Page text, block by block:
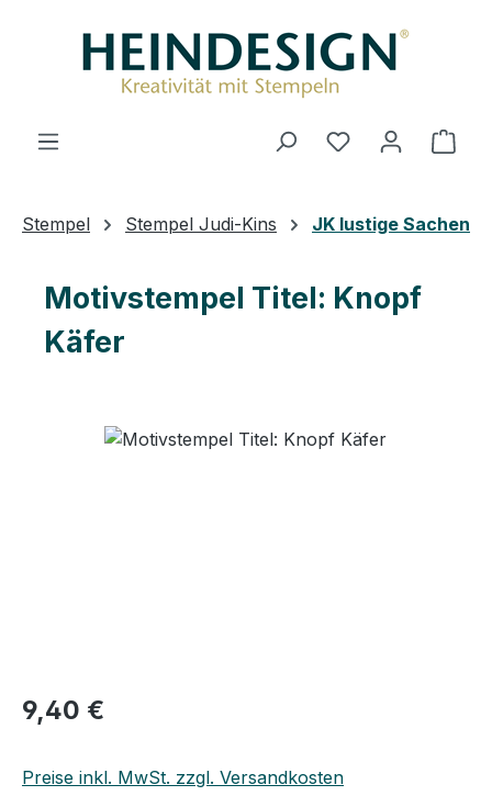
Du hast 0
Stempel Stempel Judi-Kins JK lustige Sachen
Motivstempel Titel: Knopf
Käfer
Regulärer Preis:
9,40 €
Preise inkl. MwSt. zzgl. Versandkosten